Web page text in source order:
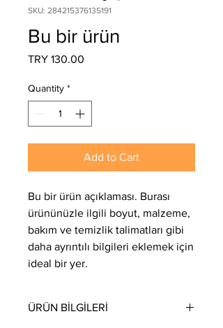
SKU: 284215376135191
Bu bir ürün
TRY 130.00
Quantity *
Add to Cart
Bu bir ürün açıklaması. Burası
ürününüzle ilgili boyut, malzeme,
bakım ve temizlik talimatları gibi
daha ayrıntılı bilgileri eklemek için
ideal bir yer.
ÜRÜN BİLGİLERİ